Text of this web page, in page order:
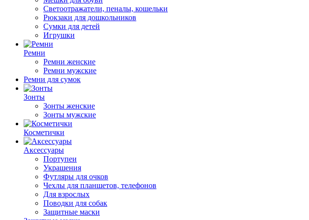
Светоотражатели, пеналы, кошельки
Рюкзаки для дошкольников
Сумки для детей
Игрушки
Ремни
Ремни женские
Ремни мужские
Ремни для сумок
Зонты
Зонты женские
Зонты мужские
Косметички
Аксессуары
Портупеи
Украшения
Футляры для очков
Чехлы для планшетов, телефонов
Для взрослых
Поводки для собак
Защитные маски